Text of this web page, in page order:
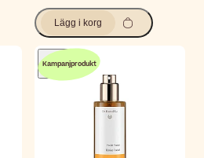
Lägg i korg
Kampanjprodukt